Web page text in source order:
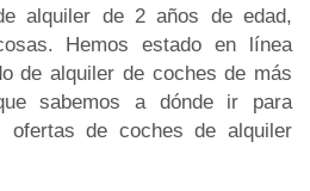
alquiler de 2 años de edad,
Hemos estado en línea
de alquiler de coches de más
sabemos a dónde ir para
ofertas de coches de alquiler